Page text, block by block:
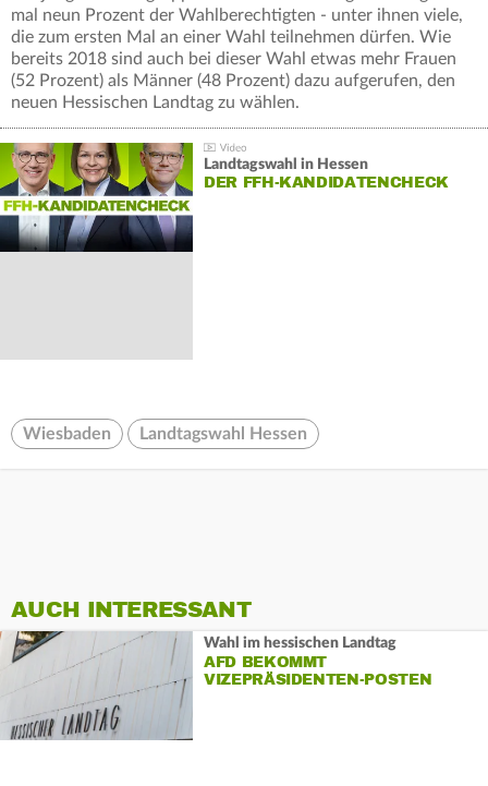
mal neun Prozent der Wahlberechtigten - unter ihnen viele,
die zum ersten Mal an einer Wahl teilnehmen dürfen. Wie
bereits 2018 sind auch bei dieser Wahl etwas mehr Frauen
(52 Prozent) als Männer (48 Prozent) dazu aufgerufen, den
neuen Hessischen Landtag zu wählen.
Landtagswahl in Hessen
DER FFH-KANDIDATENCHECK
Wiesbaden Landtagswahl Hessen
AUCH INTERESSANT
Wahl im hessischen Landtag
AFD BEKOMMT
VIZEPRÄSIDENTEN-POSTEN